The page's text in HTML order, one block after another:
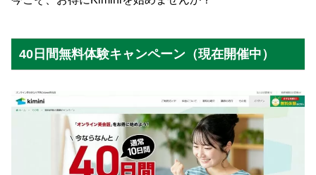
40日間無料体験キャンペーン（現在開催中）